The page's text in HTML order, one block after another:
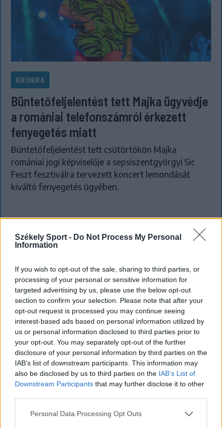
Székely Sport - Do Not Process My Personal
Information
If you wish to opt-out of the sale, sharing to third parties, or
processing of your personal or sensitive information for
targeted advertising by us, please use the below opt-out
section to confirm your selection. Please note that after your
opt-out request is processed you may continue seeing
interest-based ads based on personal information utilized by
us or personal information disclosed to third parties prior to
your opt-out. You may separately opt-out of the further
disclosure of your personal information by third parties on the
IAB’s list of downstream participants. This information may
also be disclosed by us to third parties on the IAB’s List of
Downstream Participants that may further disclose it to other
Personal Data Processing Opt Outs
KRÓNIKA
Büntetőfeljelentést tett Majka ügyvédje
a romániai telefonszámról érkezett
fenyegetés miatt
Büntetőfeljelentést tett csütörtökön Majka
romániai jogi képviselője a sepsiszentgyörgyi Sic
Feszt fesztiválra tervezett koncert lemondását
kiváltó fenyegetés ügyében.
KRÓNIKA
Majka életveszélyes fenyegetés miatt
lemondta erdélyi koncertjét